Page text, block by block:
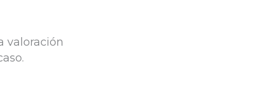
valoración